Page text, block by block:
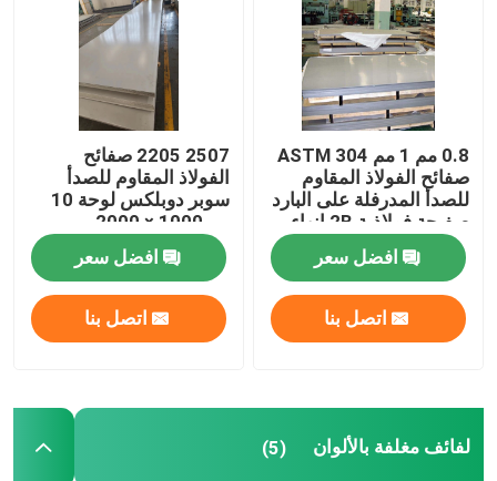
زاوية الفولاذ المقاوم للصدأ
شريط مسطح من الفولاذ المقاوم للصدأ
قناة الفولاذ المقاوم للصدأ
0.8 مم 1 مم ASTM 304
صفائح الفولاذ المقاوم
للصدأ المدرفلة على البارد
صفيحة فولاذية 2B إنهاء
Sus321
افضل سعر
اتصل بنا
2507 2205 صفائح
الفولاذ المقاوم للصدأ
سوبر دوبلكس لوحة 10
افضل سعر
اتصل بنا
لفائف مغلفة بالألوان (5)